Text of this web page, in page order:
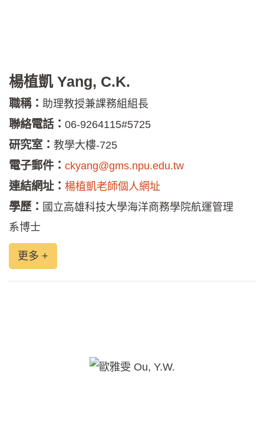
楊植凱 Yang, C.K.
職稱： 助理教授兼課務組組長
聯絡電話： 06-9264115#5725
研究室： 教學大樓-725
電子郵件： ckyang@gms.npu.edu.tw
連結網址： 楊植凱老師個人網址
學歷： 國立高雄科技大學海洋商務學院航運管理
系博士
更多 +